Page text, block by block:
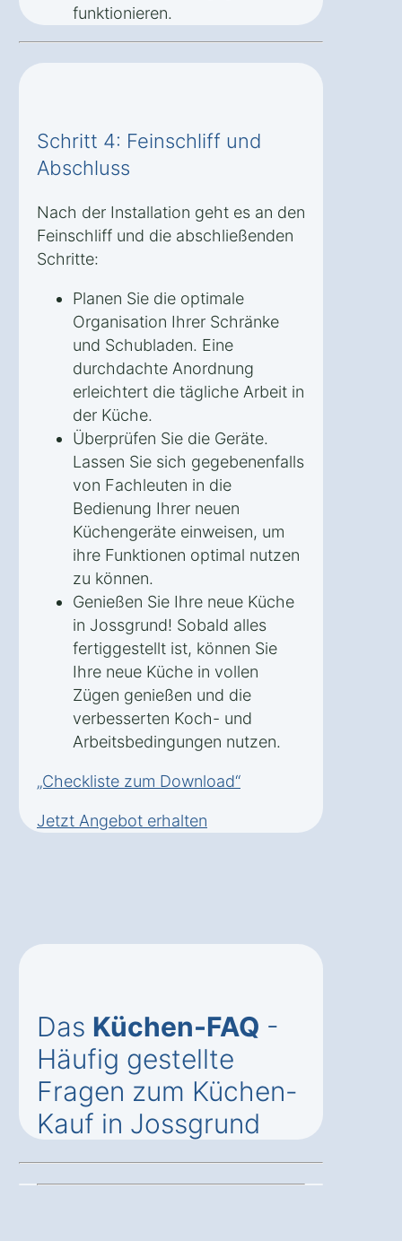
funktionieren.
Schritt 4: Feinschliff und
Abschluss
Nach der Installation geht es an den
Feinschliff und die abschließenden
Schritte:
Planen Sie die optimale
Organisation Ihrer Schränke
und Schubladen. Eine
durchdachte Anordnung
erleichtert die tägliche Arbeit in
der Küche.
Überprüfen Sie die Geräte.
Lassen Sie sich gegebenenfalls
von Fachleuten in die
Bedienung Ihrer neuen
Küchengeräte einweisen, um
ihre Funktionen optimal nutzen
zu können.
Genießen Sie Ihre neue Küche
in Jossgrund! Sobald alles
fertiggestellt ist, können Sie
Ihre neue Küche in vollen
Zügen genießen und die
verbesserten Koch- und
Arbeitsbedingungen nutzen.
„Checkliste zum Download“
Jetzt Angebot erhalten
Das Küchen-FAQ -
Häufig gestellte
Fragen zum Küchen-
Kauf in Jossgrund